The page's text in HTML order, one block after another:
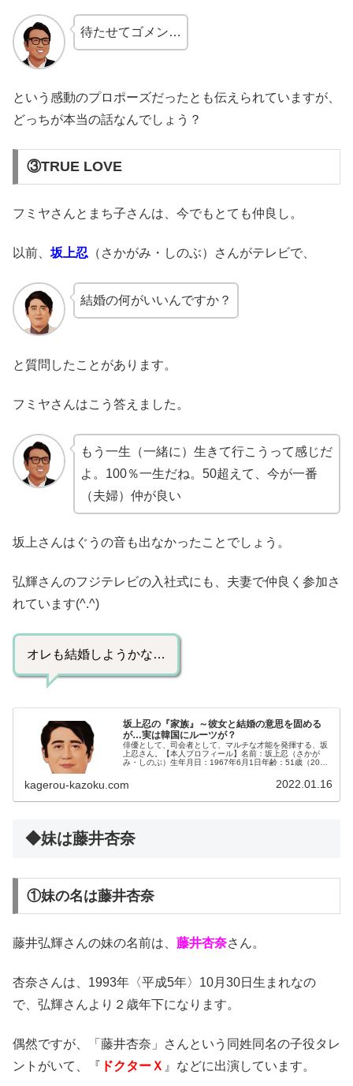
待たせてゴメン…
という感動のプロポーズだったとも伝えられていますが、
どっちが本当の話なんでしょう？
③TRUE LOVE
フミヤさんとまち子さんは、今でもとても仲良し。
以前、 坂上忍 （さかがみ・しのぶ）さんがテレビで、
結婚の何がいいんですか？
と質問したことがあります。
フミヤさんはこう答えました。
もう一生（一緒に）生きて行こうって感じだ
よ。100％一生だね。50超えて、今が一番
（夫婦）仲が良い
坂上さんはぐうの音も出なかったことでしょう。
弘輝さんのフジテレビの入社式にも、夫妻で仲良く参加さ
れています(^.^)
オレも結婚しようかな…
坂上忍の『家族』～彼女と結婚の意思を固める
が…実は韓国にルーツが？
俳優として、司会者として、マルチな才能を発揮する、坂
上忍さん。【本人プロフィール】名前：坂上忍（さかが
み・しのぶ）生年月日：1967年6月1日年齢：51歳（2019
kagerou-kazoku.com 2022.01.16
◆妹は藤井杏奈
①妹の名は藤井杏奈
藤井弘輝さんの妹の名前は、 藤井杏奈さん。
杏奈さんは、1993年〈平成5年〉10月30日生まれなの
で、弘輝さんより２歳年下になります。
偶然ですが、「藤井杏奈」さんという同姓同名の子役タレ
ントがいて、『 ドクターＸ 』などに出演しています。